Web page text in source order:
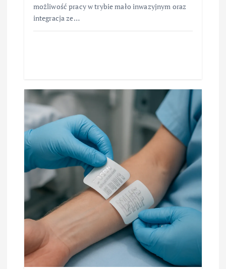
możliwość pracy w trybie mało inwazyjnym oraz
integracja ze…